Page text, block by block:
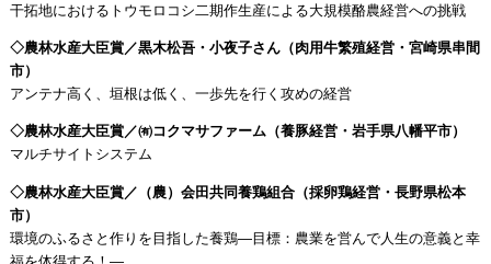
干拓地におけるトウモロコシ二期作生産による大規模酪農経営への挑戦
◇農林水産大臣賞／黒木松吾・小夜子さん（肉用牛繁殖経営・宮崎県串間
市）
アンテナ高く、垣根は低く、一歩先を行く攻めの経営
◇農林水産大臣賞／㈲コクマサファーム（養豚経営・岩手県八幡平市）
マルチサイトシステム
◇農林水産大臣賞／（農）会田共同養鶏組合（採卵鶏経営・長野県松本
市）
環境のふるさと作りを目指した養鶏―目標：農業を営んで人生の意義と幸